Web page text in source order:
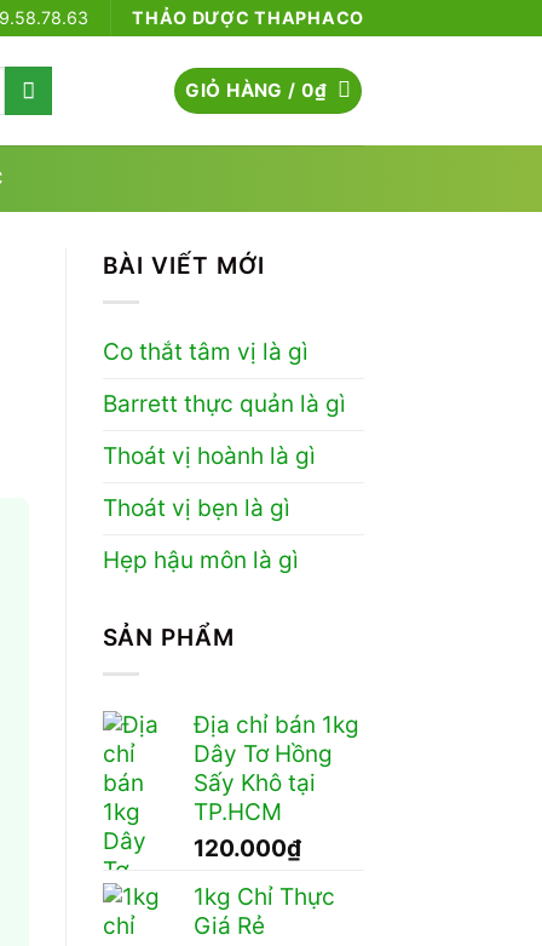
THẢO DƯỢC THAPHACO
GIỎ HÀNG /0₫
BÀI VIẾT MỚI
Co thắt tâm vị là gì
Barrett thực quản là gì
Thoát vị hoành là gì
Thoát vị bẹn là gì
Hẹp hậu môn là gì
SẢN PHẨM
Địa chỉ bán 1kg
Dây Tơ Hồng
Sấy Khô tại
TP.HCM
120.000₫
1kg Chỉ Thực
Giá Rẻ